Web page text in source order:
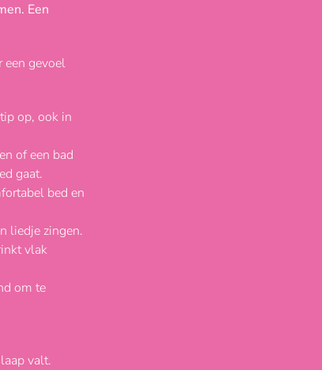
Een
een gevoel
op, ook in
of een bad
gaat.
bed en
liedje zingen.
vlak
om te
valt.